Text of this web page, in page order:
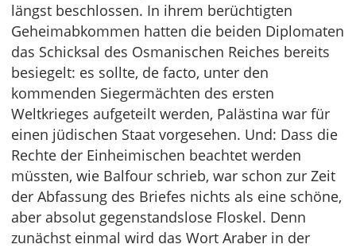
längst beschlossen. In ihrem berüchtigten
Geheimabkommen hatten die beiden Diplomaten
das Schicksal des Osmanischen Reiches bereits
besiegelt: es sollte, de facto, unter den
kommenden Siegermächten des ersten
Weltkrieges aufgeteilt werden, Palästina war für
einen jüdischen Staat vorgesehen. Und: Dass die
Rechte der Einheimischen beachtet werden
müssten, wie Balfour schrieb, war schon zur Zeit
der Abfassung des Briefes nichts als eine schöne,
aber absolut gegenstandslose Floskel. Denn
zunächst einmal wird das Wort Araber in der